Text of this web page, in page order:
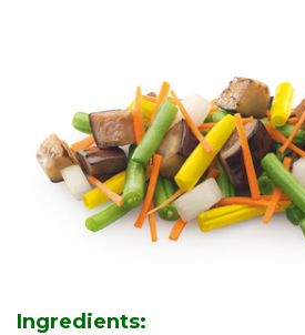
Ingredients: